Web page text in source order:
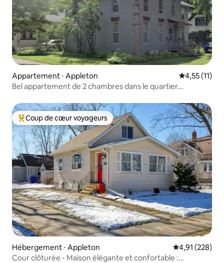
Appartement ⋅ Appleton Évaluation
4,55 (11)
Bel appartement de 2 chambres dans le quartier
Coups de cœur voyageurs les plus appréciés
Coup de cœur voyageurs
Hébergement ⋅ Appleton Évaluation
4,91 (228)
Cour clôturée - Maison élégante et confortable :